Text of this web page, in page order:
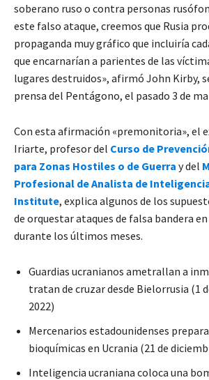
soberano ruso o contra personas
este falso ataque, creemos que Rusia
propaganda muy gráfico que incluiría
que encarnarían a parientes de las
lugares destruidos», afirmó John Kirby,
prensa del Pentágono, el pasado 3 de
Con esta afirmación «premonitoria», el
Iriarte, profesor del Curso de
para Zonas Hostiles o de Guerra y del
Profesional de Analista de
Institute, explica algunos de los
de orquestar ataques de falsa bandera
durante los últimos meses.
Guardias ucranianos ametrallan a
tratan de cruzar desde Bielorrusia (1
2022)
Mercenarios estadounidenses
bioquímicas en Ucrania (21 de
Inteligencia ucraniana coloca una